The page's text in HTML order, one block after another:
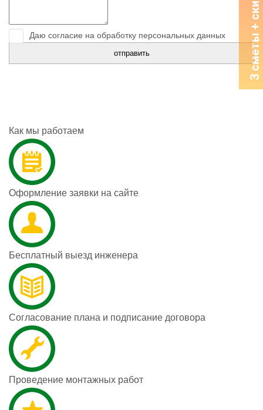
Даю согласие на обработку персональных данных
Как мы работаем
Оформление заявки на сайте
Бесплатный выезд инженера
Согласование плана и подписание договора
Проведение монтажных работ